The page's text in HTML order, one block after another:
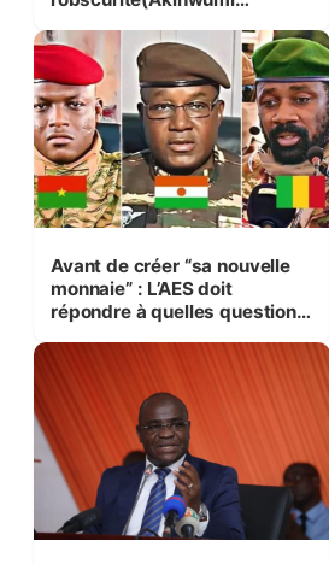
Avant de créer “sa nouvelle
monnaie” : L’AES doit
répondre à quelles questions